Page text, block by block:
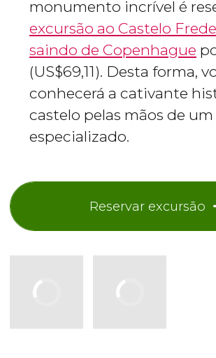
monumento incrível é
excursão ao Castelo
saindo de Copenhague
(US$69,11). Desta forma,
conhecerá a cativante
castelo pelas mãos de
especializado.
Reservar excursão